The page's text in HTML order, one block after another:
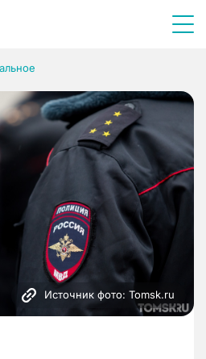
Источник фото: Tomsk.ru